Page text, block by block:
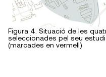
Figura 4. Situació de les
seleccionades pel seu
(marcades en vermell)